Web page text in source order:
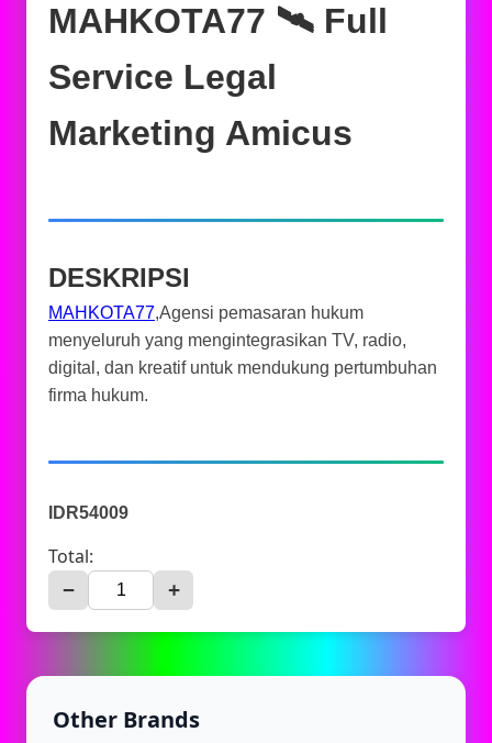
MAHKOTA77 🛰️‍ Full
Service Legal
Marketing Amicus
DESKRIPSI
MAHKOTA77,Agensi pemasaran hukum
menyeluruh yang mengintegrasikan TV, radio,
digital, dan kreatif untuk mendukung pertumbuhan
firma hukum.
IDR54009
Total:
− +
Other Brands